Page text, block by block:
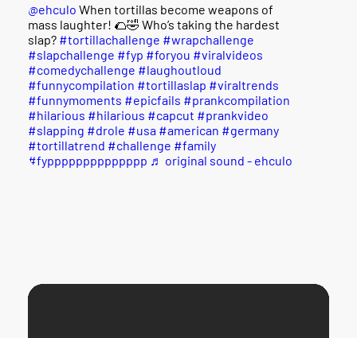
@ehculo When tortillas become weapons of
mass laughter! 🌮🤣 Who’s taking the hardest
slap? #tortillachallenge #wrapchallenge
#slapchallenge #fyp #foryou #viralvideos
#comedychallenge #laughoutloud
#funnycompilation #tortillaslap #viraltrends
#funnymoments #epicfails #prankcompilation
#hilarious #hilarious #capcut #prankvideo
#slapping #drole #usa #american #germany
#tortillatrend #challenge #family
#fypppppppppppppp ♬ original sound - ehculo